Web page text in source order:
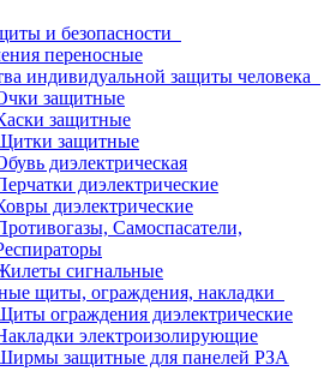
и безопасности
переносные
индивидуальной защиты человека
защитные
защитные
защитные
диэлектрическая
диэлектрические
диэлектрические
Самоспасатели,
сигнальные
щиты, ограждения, накладки
ограждения диэлектрические
электроизолирующие
защитные для панелей РЗА